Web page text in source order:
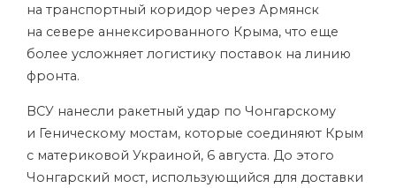
на транспортный коридор через Армянск
на севере аннексированного Крыма, что еще
более усложняет логистику поставок на линию
фронта.
ВСУ нанесли ракетный удар по Чонгарскому
и Геническому мостам, которые соединяют Крым
с материковой Украиной, 6 августа. До этого
Чонгарский мост, использующийся для доставки